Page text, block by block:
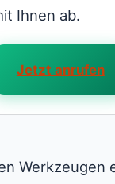
Ihnen ab.
Jetzt anrufen